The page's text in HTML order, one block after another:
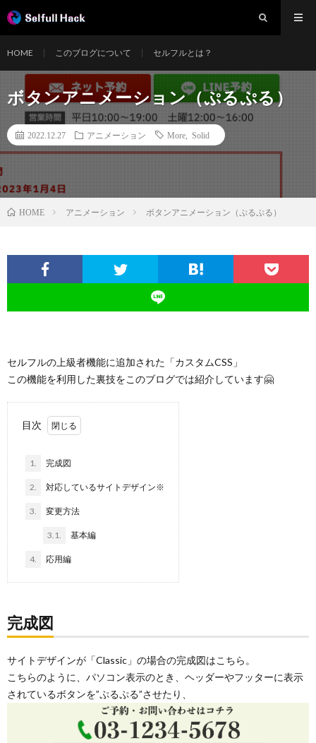
HOME このブログについて セルフルとは？
ボタンアニメーション（ぷるぷる）
2022.12.27 アニメーション More Solid
HOME アニメーション ボタンアニメーション（ぷるぷる）
セルフルの上級者機能に追加された「カスタムCSS」
この機能を利用した裏技をこのブログでは紹介しています🤗
目次
1. 完成図
2. 対応しているサイトデザイン※
3. 変更方法
3.1. 基本編
4. 応用編
完成図
サイトデザインが「Classic」の場合の完成図はこちら。
こちらのように、パソコン表示のとき、ヘッダーやフッターに表示
されているボタンを”ぷるぷる”させたり、